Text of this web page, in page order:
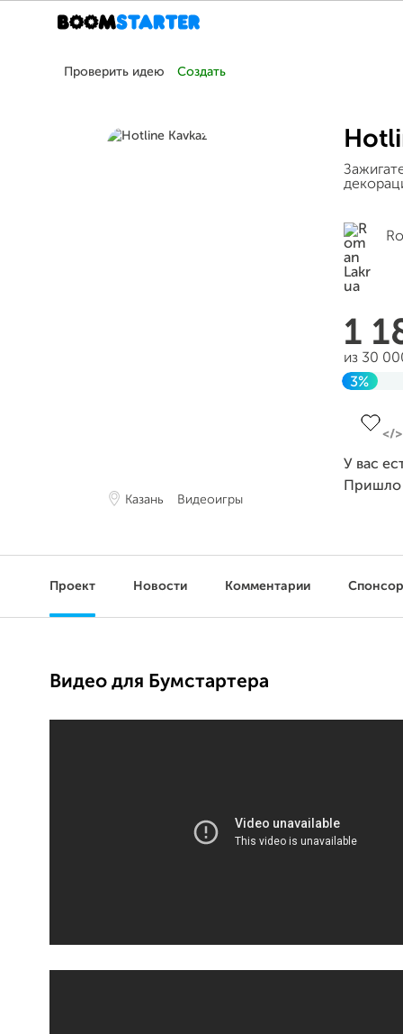
Проверить идею Создать
Казань Видеоигры
1
из 30
3%
У вас
Проект Новости Комментарии
Видео для Бумстартера